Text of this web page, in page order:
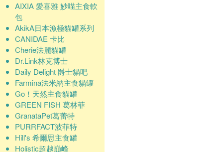
AIXIA 愛喜雅 妙喵主食軟
包
AkikA日本漁極貓罐系列
CANIDAE 卡比
Cherie法麗貓罐
Dr.Link林克博士
Daily Delight 爵士貓吧
Farmina法米納主食貓罐
Go！天然主食貓罐
GREEN FISH 葛林菲
GranataPet葛蕾特
PURRFACT波菲特
Hill's 希爾思主食罐
Holistic超越巔峰